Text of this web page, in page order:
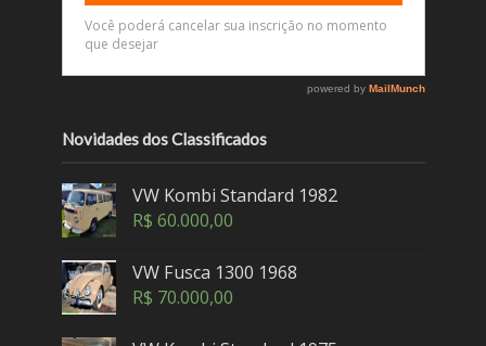
Novidades dos Classificados
VW Kombi Standard 1982
R$ 60.000,00
VW Fusca 1300 1968
R$ 70.000,00